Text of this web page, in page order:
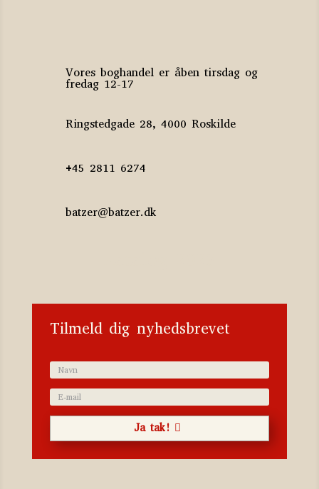
Vores boghandel er åben tirsdag og
fredag 12-17
Ringstedgade 28, 4000 Roskilde
+45 2811 6274
batzer@batzer.dk
Tilmeld dig nyhedsbrevet
Ja tak!